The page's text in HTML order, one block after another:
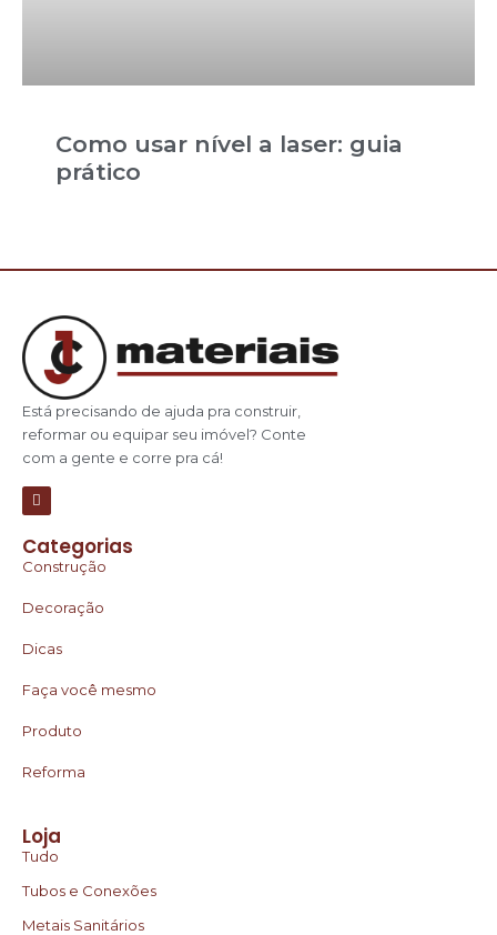
Como usar nível a laser: guia
prático
Está precisando de ajuda pra construir,
reformar ou equipar seu imóvel? Conte
com a gente e corre pra cá!
Categorias
Construção
Decoração
Dicas
Faça você mesmo
Produto
Reforma
Loja
Tudo
Tubos e Conexões
Metais Sanitários